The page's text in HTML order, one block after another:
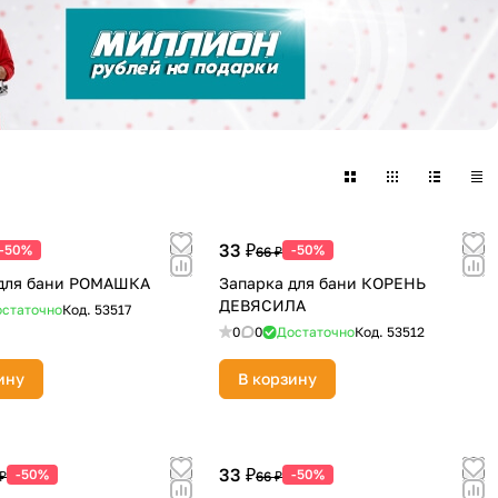
-50%
бани РОМАШКА
Код. 53517
33 ₽66 ₽ -50%
Запарка для бани КОРЕНЬ
ДЕВЯСИЛА
0 0 ДостаточноКод. 53512
В корзину
-50% 33 ₽66 ₽ -50%